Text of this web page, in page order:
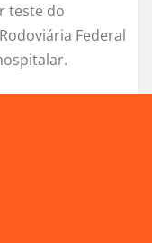
teste do
Federal